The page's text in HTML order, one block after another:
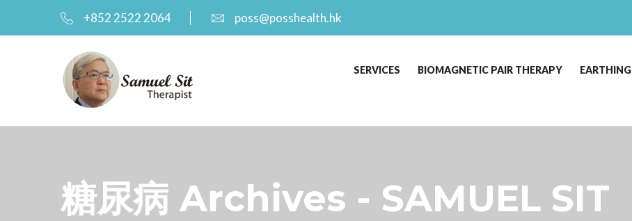
+852 2522 2064 poss@posshealth.hk
SERVICES BIOMAGNETIC PAIR THERAPY EARTHING
糖尿病 Archives - SAMUEL SIT